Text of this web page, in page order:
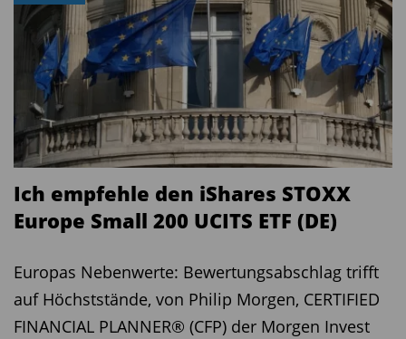
Ich empfehle den iShares STOXX
Europe Small 200 UCITS ETF (DE)
Europas Nebenwerte: Bewertungsabschlag trifft
auf Höchststände, von Philip Morgen, CERTIFIED
FINANCIAL PLANNER® (CFP) der Morgen Invest